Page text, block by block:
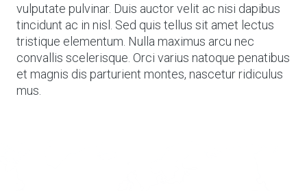
vulputate pulvinar. Duis auctor velit ac nisi dapibus
tincidunt ac in nisl. Sed quis tellus sit amet lectus
tristique elementum. Nulla maximus arcu nec
convallis scelerisque. Orci varius natoque penatibus
et magnis dis parturient montes, nascetur ridiculus
mus.